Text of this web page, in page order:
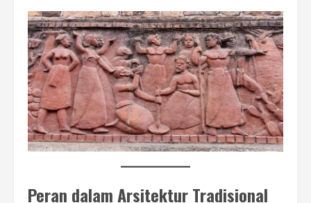
Peran dalam Arsitektur Tradisional